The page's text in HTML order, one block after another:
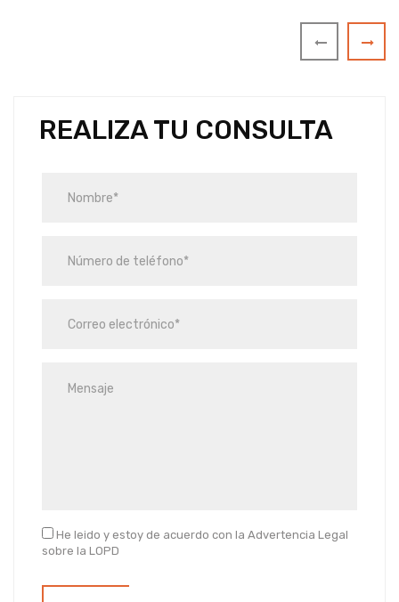
REALIZA TU CONSULTA
He leido y estoy de acuerdo con la Advertencia Legal
sobre la LOPD